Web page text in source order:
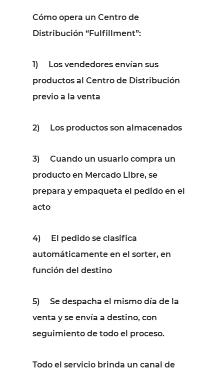
Cómo opera un Centro de
Distribución “Fulfillment”:
1)
Los vendedores envían sus
productos al Centro de Distribución
previo a la venta
2) Los productos son almacenados
3)
Cuando un usuario compra un
producto en Mercado Libre, se
prepara y empaqueta el pedido en el
acto
4)
El pedido se clasifica
automáticamente en el sorter, en
función del destino
5)
Se despacha el mismo día de la
venta y se envía a destino, con
seguimiento de todo el proceso.
Todo el servicio brinda un canal de